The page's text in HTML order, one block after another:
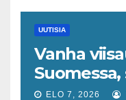
UUTISIA
Vanha
joka
ELO 7, 2026